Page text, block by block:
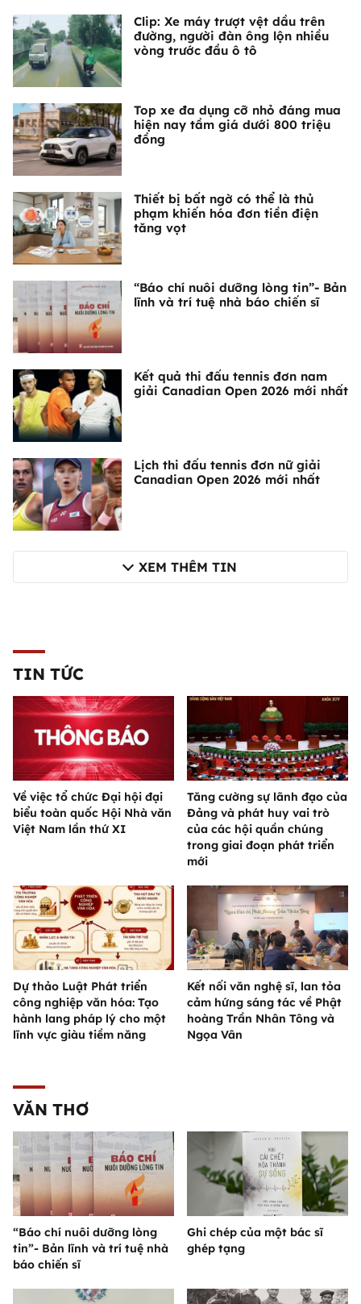
Clip: Xe máy trượt vệt dầu trên
đường, người đàn ông lộn nhiều
vòng trước đầu ô tô
Top xe đa dụng cỡ nhỏ đáng mua
hiện nay tầm giá dưới 800 triệu
đồng
Thiết bị bất ngờ có thể là thủ
phạm khiến hóa đơn tiền điện
tăng vọt
“Báo chí nuôi dưỡng lòng tin”- Bản
lĩnh và trí tuệ nhà báo chiến sĩ
Kết quả thi đấu tennis đơn nam
giải Canadian Open 2026 mới nhất
Lịch thi đấu tennis đơn nữ giải
Canadian Open 2026 mới nhất
XEM THÊM TIN
TIN TỨC
Về việc tổ chức Đại hội đại
biểu toàn quốc Hội Nhà văn
Việt Nam lần thứ XI
Tăng cường sự lãnh đạo của
Đảng và phát huy vai trò
của các hội quần chúng
trong giai đoạn phát triển
mới
Dự thảo Luật Phát triển
công nghiệp văn hóa: Tạo
hành lang pháp lý cho một
lĩnh vực giàu tiềm năng
Kết nối văn nghệ sĩ, lan tỏa
cảm hứng sáng tác về Phật
hoàng Trần Nhân Tông và
Ngọa Vân
VĂN THƠ
“Báo chí nuôi dưỡng lòng
tin”- Bản lĩnh và trí tuệ nhà
báo chiến sĩ
Ghi chép của một bác sĩ
ghép tạng